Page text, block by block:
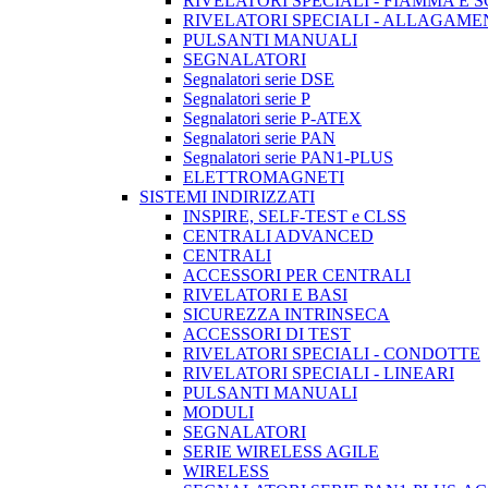
RIVELATORI SPECIALI -
PULSANTI MANUALI
SEGNALATORI
Segnalatori serie DSE
Segnalatori serie P
Segnalatori serie P-ATEX
Segnalatori serie PAN
Segnalatori serie PAN1-PLUS
ELETTROMAGNETI
SISTEMI INDIRIZZATI
INSPIRE, SELF-TEST e CLSS
CENTRALI ADVANCED
CENTRALI
ACCESSORI PER CENTRALI
RIVELATORI E BASI
SICUREZZA INTRINSECA
ACCESSORI DI TEST
RIVELATORI SPECIALI - CONDOTTE
RIVELATORI SPECIALI - LINEARI
PULSANTI MANUALI
MODULI
SEGNALATORI
SERIE WIRELESS AGILE
WIRELESS